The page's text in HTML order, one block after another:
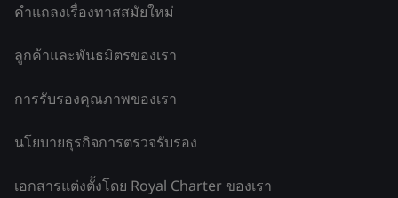
คำแถลงเรื่องทาสสมัยใหม่
ลูกค้าและพันธมิตรของเรา
การรับรองคุณภาพของเรา
นโยบายธุรกิจการตรวจรับรอง
เอกสารแต่งตั้งโดย Royal Charter ของเรา